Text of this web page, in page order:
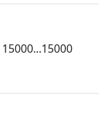
15000...15000